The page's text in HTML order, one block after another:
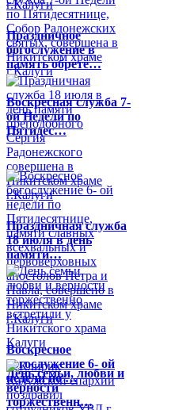
Праздничное
богослужение в
память обрете…
Воскресная служба 7-
ой Недели по
Пятидес…
Праздничная служба
18 июля в день
памяти…
Воскресное
богослужение 6- ой
недели по …
День семьи, любви и
верности
торжественн…